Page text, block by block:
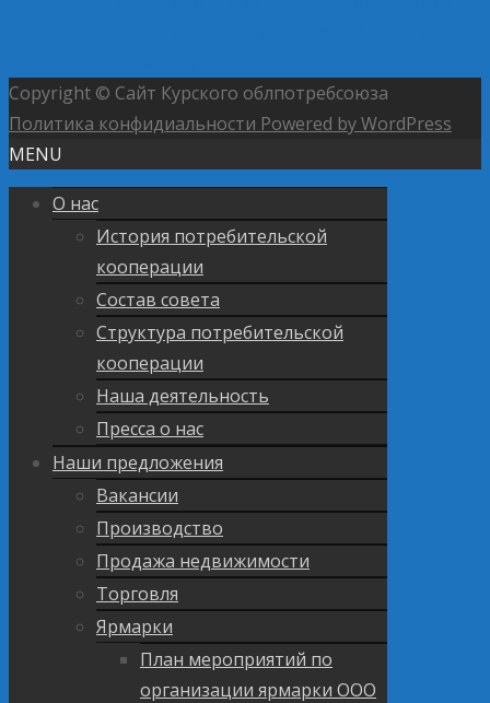
Copyright © Сайт Курского облпотребсоюза
Политика конфидиальности Powered by WordPress
MENU
О нас
История потребительской
кооперации
Состав совета
Структура потребительской
кооперации
Наша деятельность
Пресса о нас
Наши предложения
Вакансии
Производство
Продажа недвижимости
Торговля
Ярмарки
План мероприятий по
организации ярмарки ООО